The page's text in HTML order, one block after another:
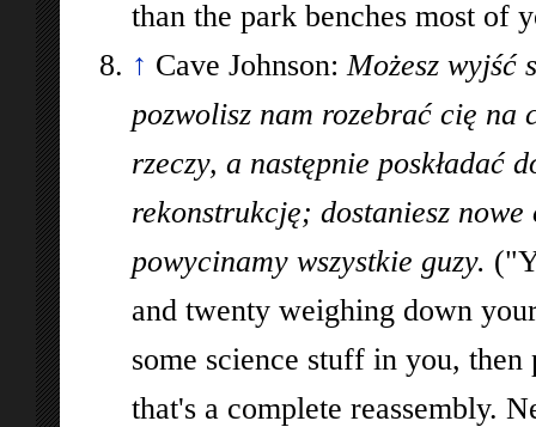
than the park benches most of
↑ Cave Johnson: Możesz wyjść
pozwolisz nam rozebrać cię na
rzeczy, a następnie poskładać
rekonstrukcję; dostaniesz
powycinamy wszystkie guzy.
and twenty weighing down
some science stuff in you,
that's a complete reassembly.